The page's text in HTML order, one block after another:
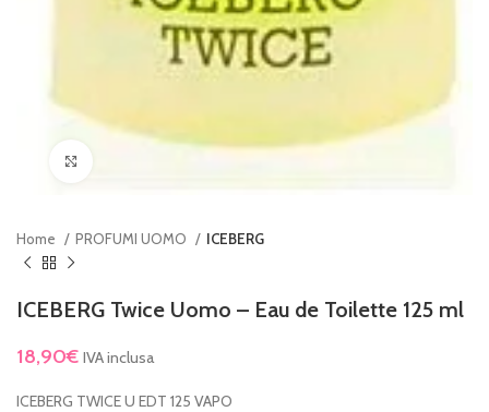
Home PROFUMI UOMO ICEBERG
ICEBERG Twice Uomo – Eau de Toilette 125 ml
18,90€ IVA inclusa
ICEBERG TWICE U EDT 125 VAPO